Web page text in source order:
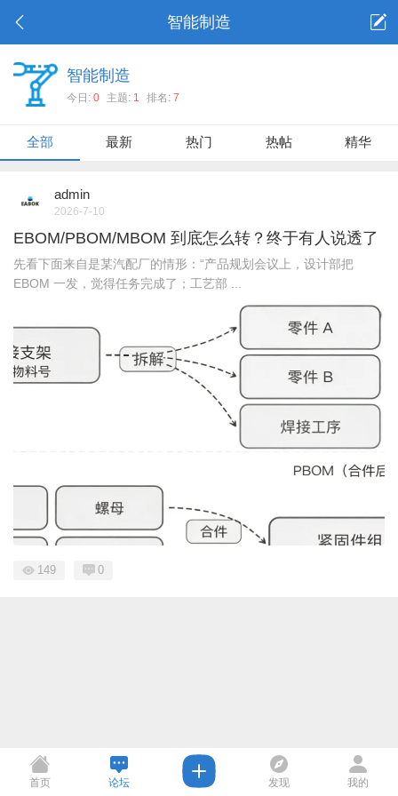
智能制造
智能制造
今日: 0 主题: 1 排名: 7
全部 最新 热门 热帖 精华
admin
2026-7-10
EBOM/PBOM/MBOM 到底怎么转？终于有人说透了
先看下面来自是某汽配厂的情形：“产品规划会议上，设计部把
EBOM 一发，觉得任务完成了；工艺部 ...
149 0
首页 论坛 发现 我的